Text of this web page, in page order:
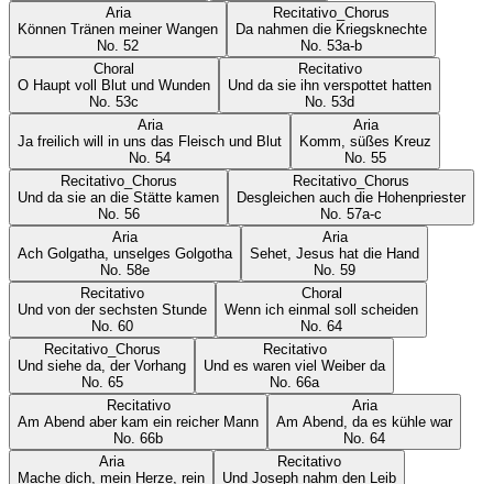
Aria
Können Tränen meiner Wangen
No. 52
Recitativo_Chorus
Da nahmen die Kriegsknechte
No. 53a-b
Choral
O Haupt voll Blut und Wunden
No. 53c
Recitativo
Und da sie ihn verspottet hatten
No. 53d
Aria
Ja freilich will in uns das Fleisch und Blut
No. 54
Aria
Komm, süßes Kreuz
No. 55
Recitativo_Chorus
Und da sie an die Stätte kamen
No. 56
Recitativo_Chorus
Desgleichen auch die Hohenpriester
No. 57a-c
Aria
Ach Golgatha, unselges Golgotha
No. 58e
Aria
Sehet, Jesus hat die Hand
No. 59
Recitativo
Und von der sechsten Stunde
No. 60
Choral
Wenn ich einmal soll scheiden
No. 64
Recitativo_Chorus
Und siehe da, der Vorhang
No. 65
Recitativo
Und es waren viel Weiber da
No. 66a
Recitativo
Am Abend aber kam ein reicher Mann
No. 66b
Aria
Am Abend, da es kühle war
No. 64
Aria
Mache dich, mein Herze, rein
Recitativo
Und Joseph nahm den Leib